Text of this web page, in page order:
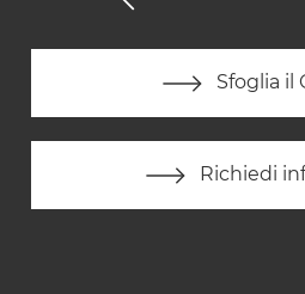
Sfoglia il
Richiedi